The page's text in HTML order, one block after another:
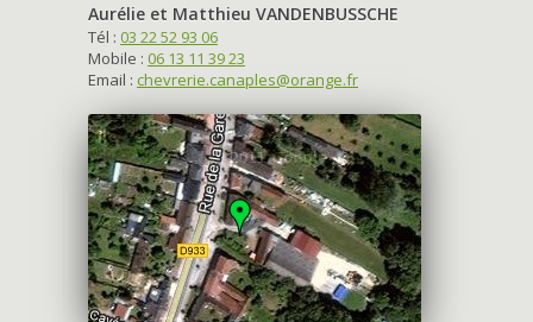
Aurélie et Matthieu VANDENBUSSCHE
Tél : 03 22 52 93 06
Mobile : 06 13 11 39 23
Email : chevrerie.canaples@orange.fr